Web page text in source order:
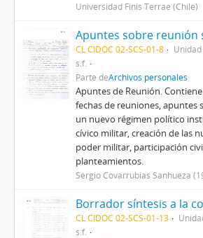
Universidad Finis Terrae (Chile)
CL CIDOC 02-SCS-01-8
s.f.
Parte deArchivos personales
Apuntes de Reunión.
fechas de reuniones, apuntes
un nuevo régimen político
cívico militar, creación de las
poder militar, participación
planteamientos.
Sergio Covarrubias Sanhueza
CL CIDOC 02-SCS-01-13
s.f.